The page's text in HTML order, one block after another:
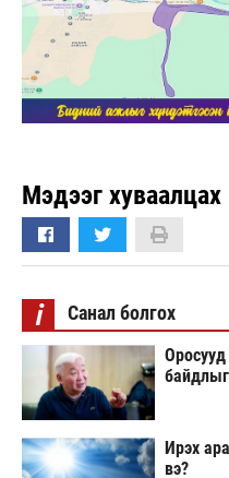
Мэдээг хуваалцах
i Санал болгох
Ирэх
вэ?